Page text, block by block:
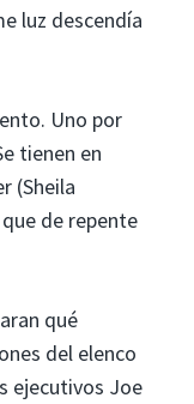
luz descendía
Uno por
tienen en
(Sheila
de repente
qué
del elenco
ejecutivos Joe